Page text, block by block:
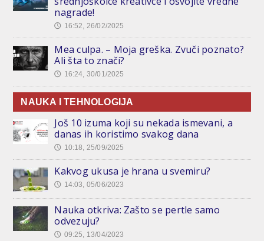
nagrade!
🕔 16:52, 26/02/2025
Mea culpa. – Moja greška. Zvuči poznato?
Ali šta to znači?
🕔 16:24, 30/01/2025
NAUKA I TEHNOLOGIJA
Još 10 izuma koji su nekada ismevani, a
danas ih koristimo svakog dana
🕔 10:18, 25/09/2025
Kakvog ukusa je hrana u svemiru?
🕔 14:03, 05/06/2023
Nauka otkriva: Zašto se pertle samo
odvezuju?
🕔 09:25, 13/04/2023